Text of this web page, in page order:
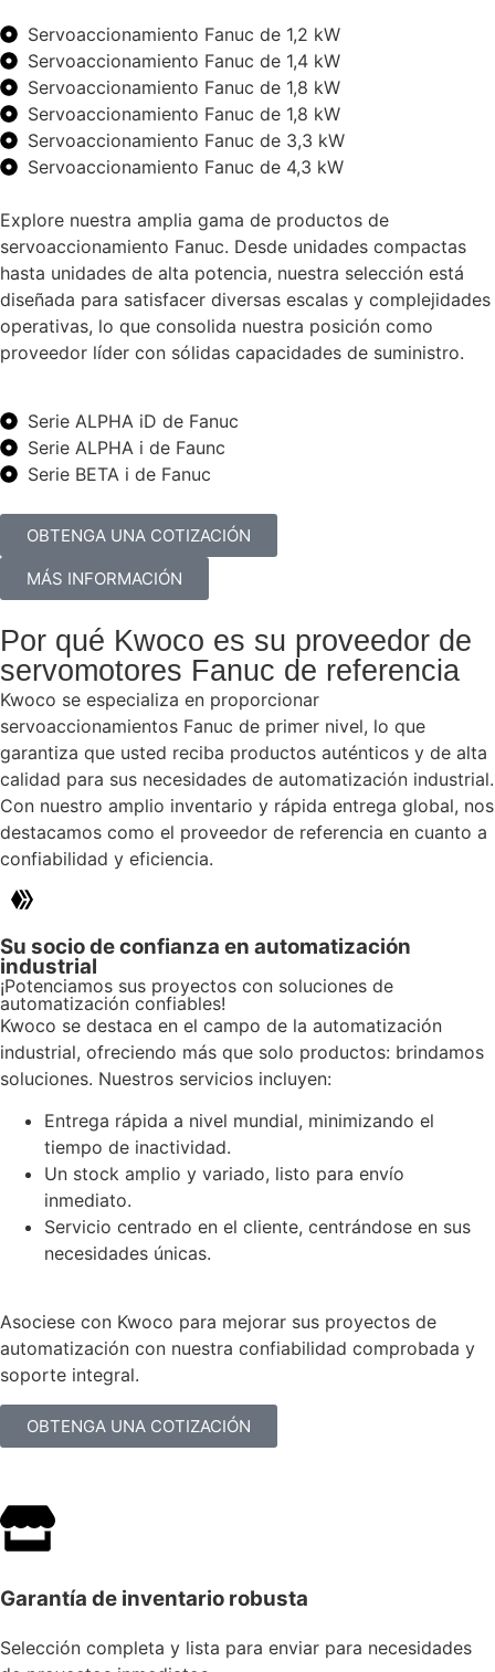
Servoaccionamiento Fanuc de 1,2 kW
Servoaccionamiento Fanuc de 1,4 kW
Servoaccionamiento Fanuc de 1,8 kW
Servoaccionamiento Fanuc de 1,8 kW
Servoaccionamiento Fanuc de 3,3 kW
Servoaccionamiento Fanuc de 4,3 kW
Explore nuestra amplia gama de productos de
servoaccionamiento Fanuc. Desde unidades compactas
hasta unidades de alta potencia, nuestra selección está
diseñada para satisfacer diversas escalas y complejidades
operativas, lo que consolida nuestra posición como
proveedor líder con sólidas capacidades de suministro.
Serie ALPHA iD de Fanuc
Serie ALPHA i de Faunc
Serie BETA i de Fanuc
OBTENGA UNA COTIZACIÓN
MÁS INFORMACIÓN
Por qué Kwoco es su proveedor de
servomotores Fanuc de referencia
Kwoco se especializa en proporcionar
servoaccionamientos Fanuc de primer nivel, lo que
garantiza que usted reciba productos auténticos y de alta
calidad para sus necesidades de automatización industrial.
Con nuestro amplio inventario y rápida entrega global, nos
destacamos como el proveedor de referencia en cuanto a
confiabilidad y eficiencia.
Su socio de confianza en automatización
industrial
¡Potenciamos sus proyectos con soluciones de
automatización confiables!
Kwoco se destaca en el campo de la automatización
industrial, ofreciendo más que solo productos: brindamos
soluciones. Nuestros servicios incluyen:
Entrega rápida a nivel mundial, minimizando el
tiempo de inactividad.
Un stock amplio y variado, listo para envío
inmediato.
Servicio centrado en el cliente, centrándose en sus
necesidades únicas.
Asociese con Kwoco para mejorar sus proyectos de
automatización con nuestra confiabilidad comprobada y
soporte integral.
OBTENGA UNA COTIZACIÓN
Garantía de inventario robusta
Selección completa y lista para enviar para necesidades